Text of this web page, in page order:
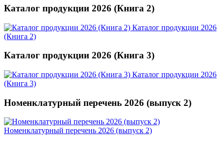
Каталог продукции 2026 (Книга 2)
Каталог продукции 2026
(Книга 2)
Каталог продукции 2026 (Книга 3)
Каталог продукции 2026
(Книга 3)
Номенклатурный перечень 2026 (выпуск 2)
Номенклатурный перечень 2026 (выпуск 2)